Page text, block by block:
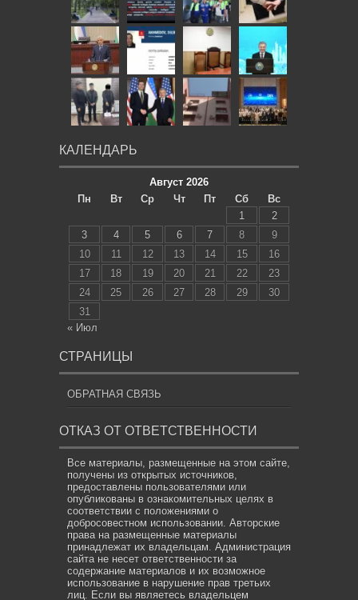
КАЛЕНДАРЬ
Август 2026
Пн
Вт Ср Чт Пт Сб
Вс
1
2
3
4 5 6 7 8
9
10
11 12 13 14 15
16
17
18 19 20 21 22
23
24
25 26 27 28 29
30
31
« Июл
СТРАНИЦЫ
ОБРАТНАЯ СВЯЗЬ
ОТКАЗ ОТ ОТВЕТСТВЕННОСТИ
Все материалы, размещенные на этом сайте,
получены из открытых источников,
предоставлены пользователями или
опубликованы в ознакомительных целях в
соответствии с положениями о
добросовестном использовании. Авторские
права на размещенные материалы
принадлежат их владельцам. Администрация
сайта не несет ответственности за
содержание материалов и их возможное
использование в нарушение прав третьих
лиц. Если вы являетесь владельцем